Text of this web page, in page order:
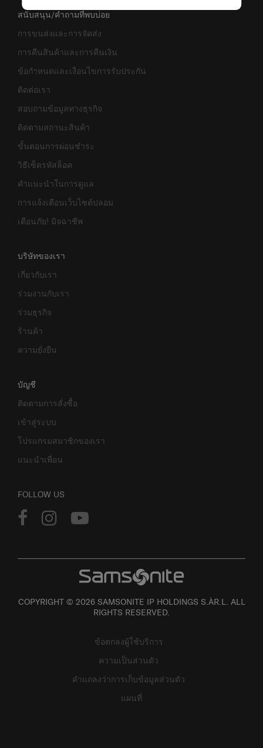
สนับสนุน/คำถามที่พบบ่อย
การขนส่งและการจัดส่ง
การคืนสินค้าและการคืนเงิน
ข้อกำหนดและเงื่อนไขการรับประกัน
ติดต่อเรา
สอบถามข้อมูลทางธุรกิจ
ติดตามสถานะสินค้า
ขั้นตอนการผ่อนชำระ
วิธีเซ็ตรหัสล็อค
คำแนะนำในการดูแล
การแจ้งเตือนเว็บไซต์ปลอม
เตือนภัย! มิจฉาชีพ
บริษัทของเรา
เกี่ยวกับเรา
ร่วมงานกับเรา
ร่วมธุรกิจ
ร้านค้า
ความยั่งยืน
บัญชี
ติดตามการสั่งซื้อ
เข้าสู่ระบบ
โปรแกรมสมาชิกของเรา
แนะนำเพื่อน
FOLLOW US
COPYRIGHT © 2026 SAMSONITE IP HOLDINGS S.ÀR.L. ALL
RIGHTS RESERVED.
ข้อตกลงผู้ใช้บริการ
ความเป็นส่วนตัว
คำแถลงว่าการเก็บข้อมูลส่วนตัว
แผนที่